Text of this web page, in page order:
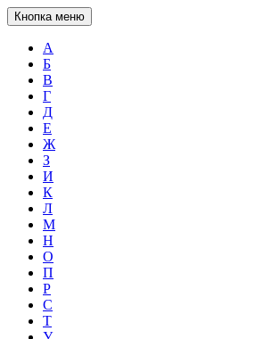
Кнопка меню
А
Б
В
Г
Д
Е
Ж
З
И
К
Л
М
Н
О
П
Р
С
Т